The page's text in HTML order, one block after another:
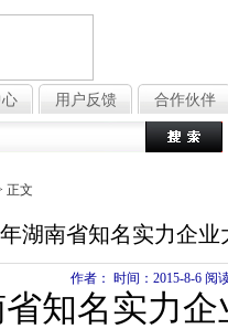
用户反馈 合作伙伴
正文
年湖南省知名实力企
作者： 时间：2015-8-6 阅
省知名实力